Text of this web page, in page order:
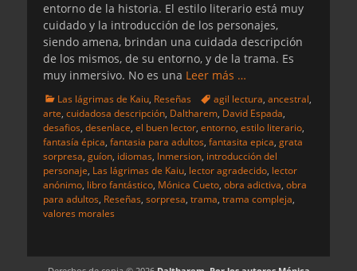
entorno de la historia. El estilo literario está muy
cuidado y la introducción de los personajes,
siendo amena, brindan una cuidada descripción
de los mismos, de su entorno, y de la trama. Es
muy inmersivo. No es una Leer más …
Categorias
Las lágrimas de Kaiu, Reseñas Etiquetas
agil lectura, ancestral,
arte, cuidadosa descripción, Daltharem, David Espada,
desafios, desenlace, el buen lector, entorno, estilo literario,
fantasía épica, fantasia para adultos, fantasita epica, grata
sorpresa, guíon, idiomas, Inmersion, introducción del
personaje, Las lágrimas de Kaiu, lector agradecido, lector
anónimo, libro fantástico, Mónica Cueto, obra adictiva, obra
para adultos, Reseñas, sorpresa, trama, trama compleja,
valores morales